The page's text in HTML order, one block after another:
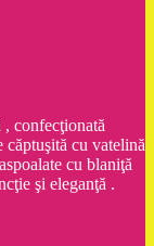
, confecţionată
cu vatelină
cu blaniţă
şi eleganţă .